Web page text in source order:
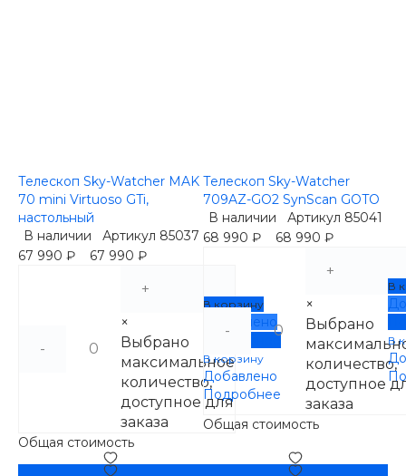
Телескоп Sky-Watcher MAK
70 mini Virtuoso GTi,
настольный
В наличии
Артикул 85037
67 990 ₽
67 990 ₽
-
+
×
Выбрано
максимальное
количество,
доступное для
заказа
В корзину
Добавлено
Подробнее
В корзину
Добавлено
Подробнее
Общая стоимость
Телескоп Sky-Watcher
709AZ-GO2 SynScan GOTO
В наличии
Артикул 85041
68 990 ₽
68 990 ₽
-
+
×
Выбрано
количество,
доступное
заказа
В
В
Общая стоимость